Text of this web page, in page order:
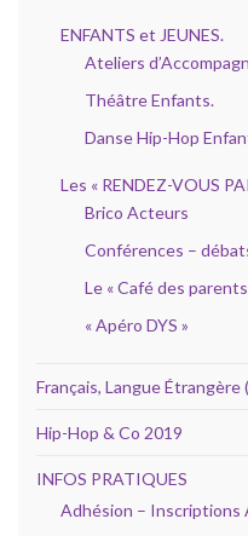
ENFANTS et JEUNES.
Ateliers
Théâtre Enfants.
Danse Hip-Hop
Les « RENDEZ-VOUS
Brico Acteurs
Conférences –
Le « Café des parents
« Apéro DYS »
Français, Langue Étrangère
Hip-Hop & Co 2019
INFOS PRATIQUES
Adhésion – Inscriptions